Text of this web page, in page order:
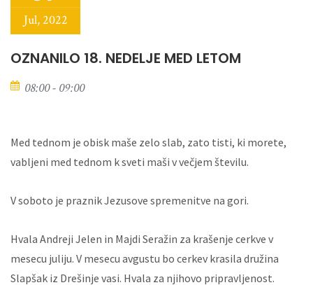
Jul, 2022
OZNANILO 18. NEDELJE MED LETOM
08:00 - 09:00
Med tednom je obisk maše zelo slab, zato tisti, ki morete,
vabljeni med tednom k sveti maši v večjem številu.
V soboto je praznik Jezusove spremenitve na gori.
Hvala Andreji Jelen in Majdi Seražin za krašenje cerkve v
mesecu juliju. V mesecu avgustu bo cerkev krasila družina
Slapšak iz Drešinje vasi. Hvala za njihovo pripravljenost.